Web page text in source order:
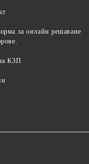
за онлайн решаване
КЗП